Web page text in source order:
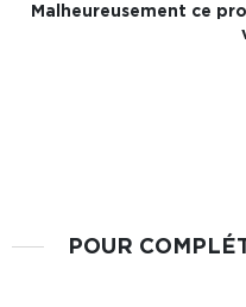
Malheureusement ce
POUR